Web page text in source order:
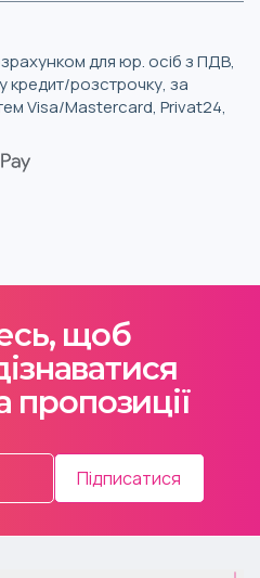
для юр. осіб з ПДВ,
кредит/розстрочку, за
Visa/Mastercard, Privat24,
щоб
пропозиції
Підписатися